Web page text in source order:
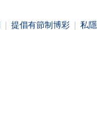
提倡有節制博彩 私